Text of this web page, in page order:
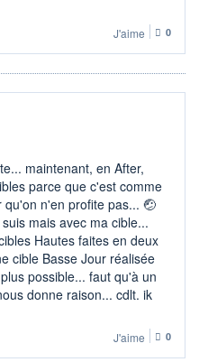
J'aime 0
maintenant, en After,
parce que c'est comme
n'en profite pas... 🤕​
mais avec ma cible...
Hautes faites en deux
cible Basse Jour réalisée
possible... faut qu'à un
donne raison... cdlt. ik
J'aime 0